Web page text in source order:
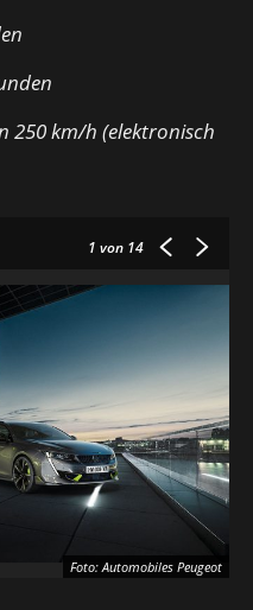
250 km/h (elektronisch
1 von 14
Foto: Automobiles Peugeot